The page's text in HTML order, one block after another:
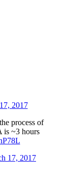
2017
process of
is ~3 hours
17, 2017